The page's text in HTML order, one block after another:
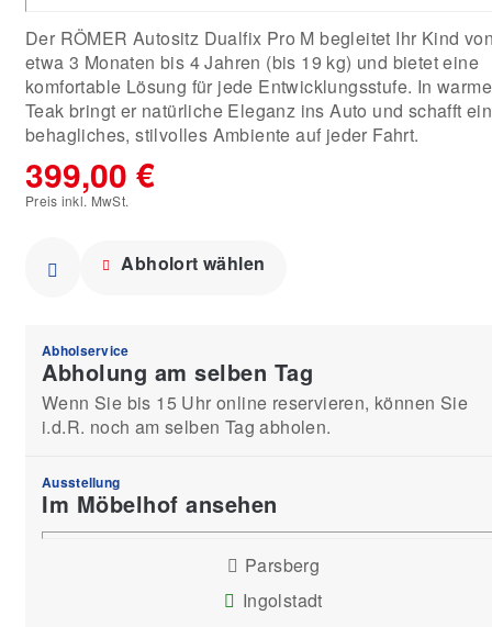
Der RÖMER Autositz Dualfix Pro M begleitet Ihr Kind
etwa 3 Monaten bis 4 Jahren (bis 19 kg) und bietet eine
komfortable Lösung für jede Entwicklungsstufe. In
Teak bringt er natürliche Eleganz ins Auto und schafft ein
behagliches, stilvolles Ambiente auf jeder Fahrt.
399,00 €
Preis inkl. MwSt.
Abholort wählen
Abholservice
Abholung am selben Tag
Wenn Sie bis 15 Uhr online reservieren, können Sie
i.d.R. noch am selben Tag abholen.
Ausstellung
Im Möbelhof ansehen
Parsberg
Ingolstadt